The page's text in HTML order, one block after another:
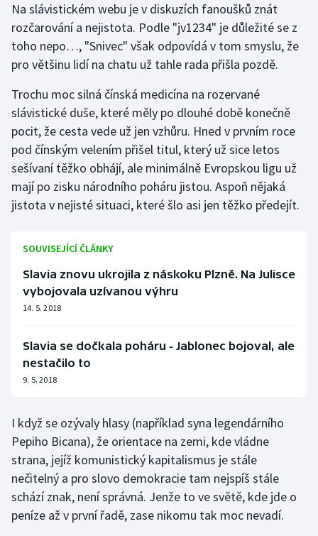
Lyže a snowboard
Moderní pětiboj
Olympijské hry
Parasport
Plavání
Plážový volejbal
Ragby
Rychlobruslení
Short track
Sportovní střelba
Stolní tenis
Triatlon
Veslování
Vodní slalom
Na slávistickém webu je v diskuzích fanoušků znát
rozčarování a nejistota. Podle "jv1234" je důležité se z
toho nepo…, "Snivec" však odpovídá v tom smyslu, že
pro většinu lidí na chatu už tahle rada přišla pozdě.
Trochu moc silná čínská medicína na rozervané
slávistické duše, které měly po dlouhé době konečně
pocit, že cesta vede už jen vzhůru. Hned v prvním roce
pod čínským velením přišel titul, který už sice letos
sešívaní těžko obhájí, ale minimálně Evropskou ligu už
mají po zisku národního poháru jistou. Aspoň nějaká
jistota v nejisté situaci, které šlo asi jen těžko předejít.
SOUVISEJÍCÍ ČLÁNKY
Slavia znovu ukrojila z náskoku Plzně. Na Julisce
vybojovala uzívanou výhru
14. 5. 2018
Slavia se dočkala poháru - Jablonec bojoval, ale
nestačilo to
9. 5. 2018
I když se ozývaly hlasy (například syna legendárního
Pepiho Bicana), že orientace na zemi, kde vládne
strana, jejíž komunistický kapitalismus je stále
nečitelný a pro slovo demokracie tam nejspíš stále
schází znak, není správná. Jenže to ve světě, kde jde o
peníze až v první řadě, zase nikomu tak moc nevadí.